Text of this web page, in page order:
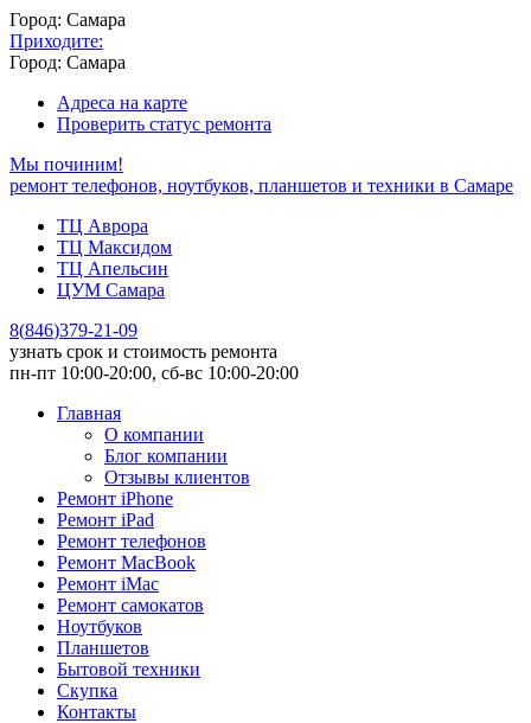
Город: Самара
Приходите:
Город: Самара
Адреса на карте
Проверить статус ремонта
Мы починим!
ремонт телефонов, ноутбуков, планшетов и техники в Самаре
ТЦ Аврора
ТЦ Максидом
ТЦ Апельсин
ЦУМ Самара
8(846)379-21-09
узнать срок и стоимость ремонта
пн-пт 10:00-20:00, сб-вс 10:00-20:00
Главная
О компании
Блог компании
Отзывы клиентов
Ремонт iPhone
Ремонт iPad
Ремонт телефонов
Ремонт MacBook
Ремонт iMac
Ремонт самокатов
Ноутбуков
Планшетов
Бытовой техники
Скупка
Контакты